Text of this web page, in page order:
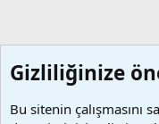
Gizliliğinize
Bu sitenin çalışmasını